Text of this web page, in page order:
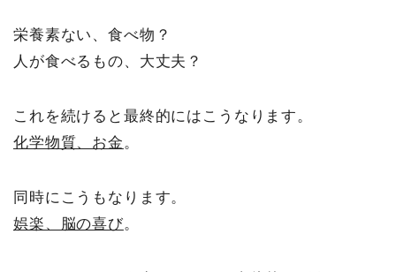
栄養素ない、食べ物？
人が食べるもの、大丈夫？
これを続けると最終的にはこうなります。
化学物質、お金。
同時にこうもなります。
娯楽、脳の喜び。